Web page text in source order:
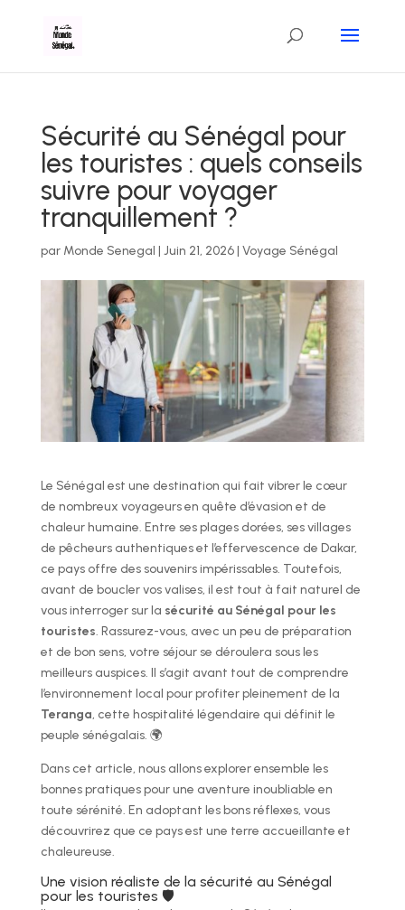
Sécurité au Sénégal pour
les touristes : quels conseils
suivre pour voyager
tranquillement ?
par Monde Senegal | Juin 21, 2026| Voyage Sénégal
Le Sénégal est une destination qui fait vibrer le cœur
de nombreux voyageurs en quête d’évasion et de
chaleur humaine. Entre ses plages dorées, ses villages
de pêcheurs authentiques et l’effervescence de Dakar,
ce pays offre des souvenirs impérissables. Toutefois,
avant de boucler vos valises, il est tout à fait naturel de
vous interroger sur la sécurité au Sénégal pour les
touristes. Rassurez-vous, avec un peu de préparation
et de bon sens, votre séjour se déroulera sous les
meilleurs auspices. Il s’agit avant tout de comprendre
l’environnement local pour profiter pleinement de la
Teranga, cette hospitalité légendaire qui définit le
peuple sénégalais. 🌍
Dans cet article, nous allons explorer ensemble les
bonnes pratiques pour une aventure inoubliable en
toute sérénité. En adoptant les bons réflexes, vous
découvrirez que ce pays est une terre accueillante et
chaleureuse.
Une vision réaliste de la sécurité au Sénégal
pour les touristes 🛡️